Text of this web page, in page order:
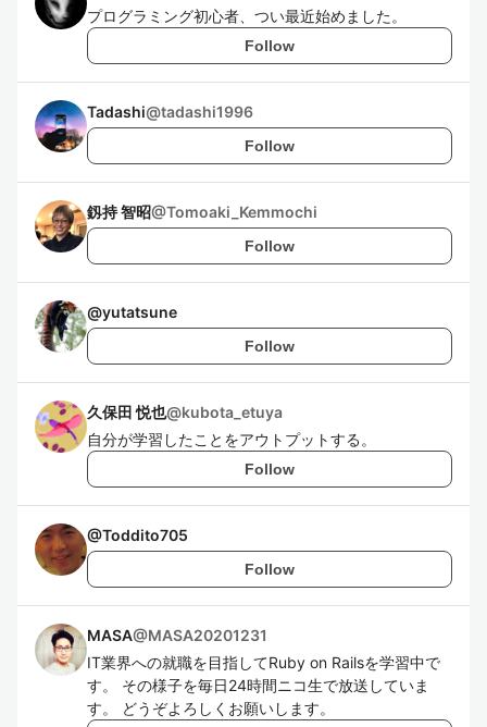
プログラミング初心者、つい最近始めました。
Follow
Tadashi@tadashi1996
Follow
釼持 智昭@Tomoaki_Kemmochi
Follow
@yutatsune
Follow
久保田 悦也@kubota_etuya
自分が学習したことをアウトプットする。
Follow
@Toddito705
Follow
MASA@MASA20201231
IT業界への就職を目指してRuby on Railsを学習中で
す。 その様子を毎日24時間ニコ生で放送していま
す。 どうぞよろしくお願いします。